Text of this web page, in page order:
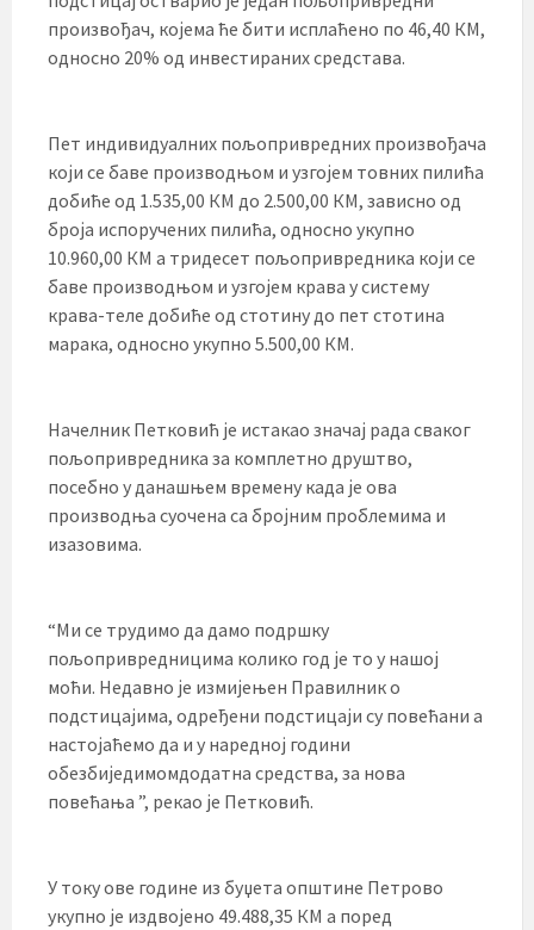
произвођач, којема ће бити исплаћено по 46,40 КМ,
односно 20% од инвестираних средстава.
Пет индивидуалних пољопривредних произвођача
који се баве производњом и узгојем товних пилића
добиће од 1.535,00 КМ до 2.500,00 КМ, зависно од
броја испоручених пилића, односно укупно
10.960,00 КМ а тридесет пољопривредника који се
баве производњом и узгојем крава у систему
крава-теле добиће од стотину до пет стотина
марака, односно укупно 5.500,00 КМ.
Начелник Петковић је истакао значај рада сваког
пољопривредника за комплетно друштво,
посебно у данашњем времену када је ова
производња суочена са бројним проблемима и
изазовима.
“Ми се трудимо да дамо подршку
пољопривредницима колико год је то у нашој
моћи. Недавно је измијењен Правилник о
подстицајима, одређени подстицаји су повећани а
настојаћемо да и у наредној години
обезбиједимомдодатна средства, за нова
повећања ”, рекао је Петковић.
У току ове године из буџета општине Петрово
укупно је издвојено 49.488,35 КМ а поред